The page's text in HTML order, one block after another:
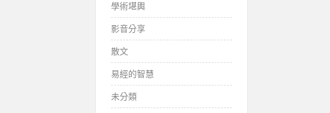
學術堪輿
影音分享
散文
易經的智慧
未分類